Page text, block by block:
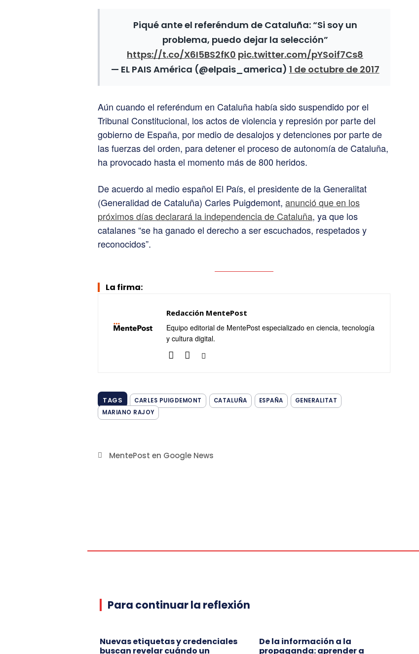
Piqué ante el referéndum de Cataluña: “Si soy un
problema, puedo dejar la selección”
https://t.co/X6I5BS2fK0 pic.twitter.com/pYSoif7Cs8
— EL PAIS América (@elpais_america) 1 de octubre de 2017
Aún cuando el referéndum en Cataluña había sido suspendido por el
Tribunal Constitucional, los actos de violencia y represión por parte del
gobierno de España, por medio de desalojos y detenciones por parte de
las fuerzas del orden, para detener el proceso de autonomía de Cataluña,
ha provocado hasta el momento más de 800 heridos.
De acuerdo al medio español El País, el presidente de la Generalitat
(Generalidad de Cataluña) Carles Puigdemont, anunció que en los
próximos días declarará la independencia de Cataluña, ya que los
catalanes “se ha ganado el derecho a ser escuchados, respetados y
reconocidos”.
La firma:
Redacción MentePost
Equipo editorial de MentePost especializado en ciencia, tecnología
y cultura digital.
TAGS CARLES PUIGDEMONT CATALUÑA ESPAÑA
GENERALITAT
MARIANO RAJOY
MentePost en Google News
Para continuar la reflexión
Nuevas etiquetas y credenciales
buscan revelar cuándo un
De la información a la
propaganda: aprender a